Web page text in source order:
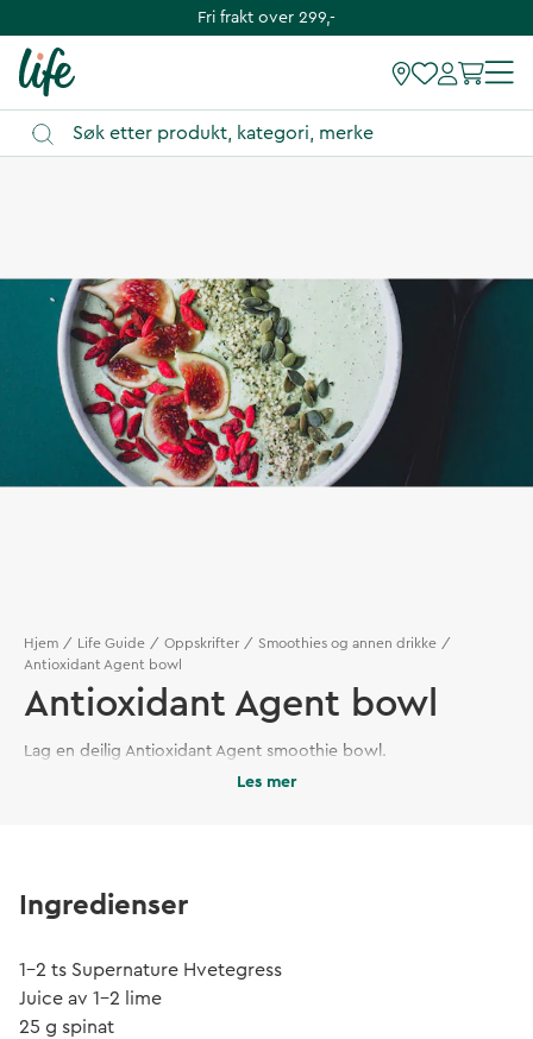
Fri frakt over 299,-
Hjem Life Guide Oppskrifter
Smoothies og annen drikke
Antioxidant Agent bowl
Antioxidant Agent bowl
Lag en deilig Antioxidant Agent smoothie bowl.
Les mer
Ingredienser
1–2 ts Supernature Hvetegress
Juice av 1–2 lime
25 g spinat